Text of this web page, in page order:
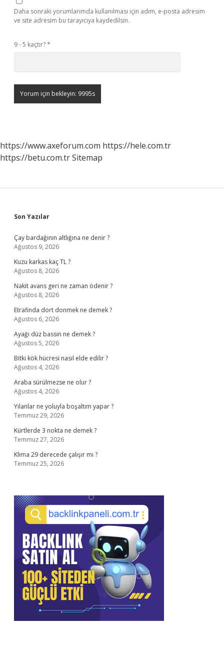
Daha sonraki yorumlarımda kullanılması için adım, e-posta adresim
ve site adresim bu tarayıcıya kaydedilsin.
9 - 5 kaçtır?*
https://www.axeforum.com https://hele.com.tr
https://betu.com.trSitemap
Sidebar
Son Yazılar
Çay bardağının altlığına ne denir ?
Ağustos 9, 2026
Kuzu karkas kaç TL ?
Ağustos 8, 2026
Nakit avans geri ne zaman ödenir ?
Ağustos 8, 2026
Etrafinda dort donmek ne demek ?
Ağustos 6, 2026
Ayağı düz bassın ne demek ?
Ağustos 5, 2026
Bitki kök hücresi nasıl elde edilir ?
Ağustos 4, 2026
Araba sürülmezse ne olur ?
Ağustos 4, 2026
Yılanlar ne yoluyla boşaltım yapar ?
Temmuz 29, 2026
Kürtlerde 3 nokta ne demek ?
Temmuz 27, 2026
Klima 29 derecede çalışır mı ?
Temmuz 25, 2026